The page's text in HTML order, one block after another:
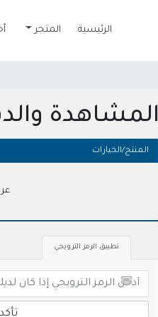
الرئيسية المتجر
المشاهدة
المنتج/الخيارات
تطبيق الرمز الترويجي